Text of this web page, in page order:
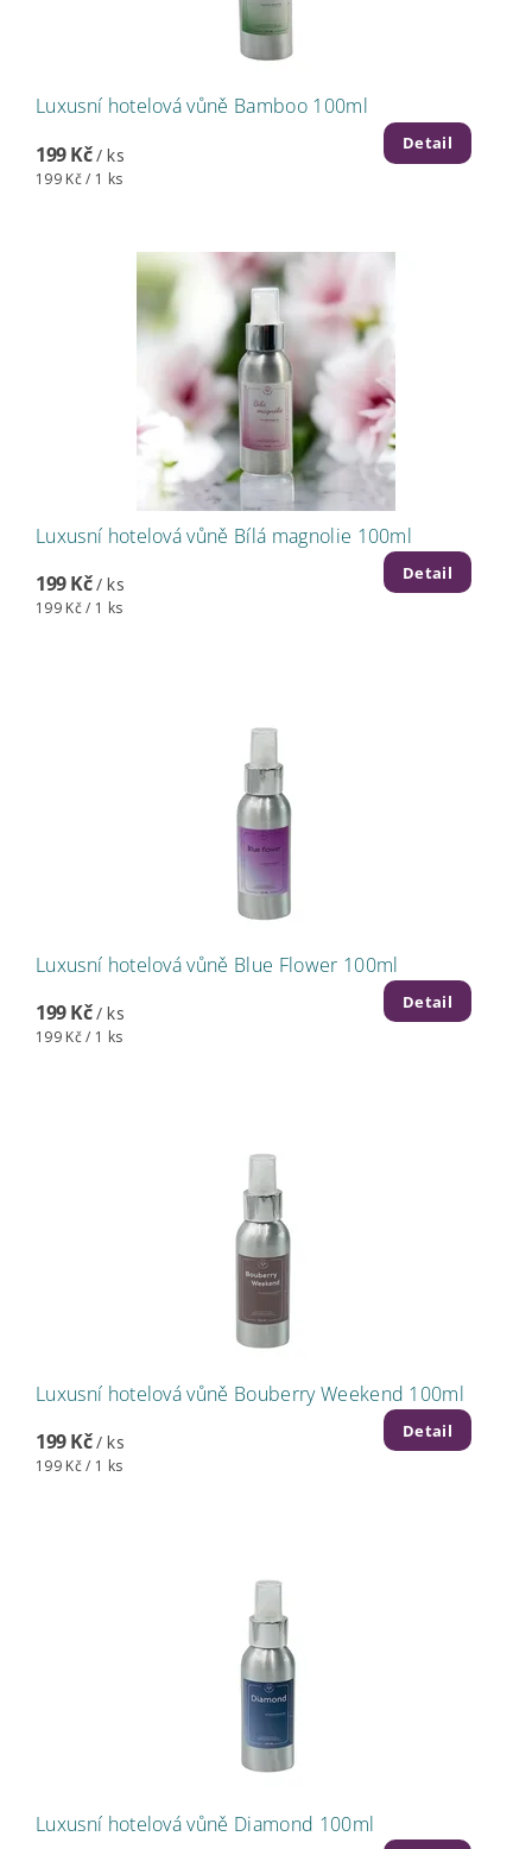
Luxusní hotelová vůně Bamboo 100ml
199 Kč/ ks
199 Kč / 1 ks
Detail
Luxusní hotelová vůně Bílá magnolie 100ml
199 Kč/ ks
199 Kč / 1 ks
Detail
Luxusní hotelová vůně Blue Flower 100ml
199 Kč/ ks
199 Kč / 1 ks
Detail
Luxusní hotelová vůně Bouberry Weekend 100ml
199 Kč/ ks
199 Kč / 1 ks
Detail
Luxusní hotelová vůně Diamond 100ml